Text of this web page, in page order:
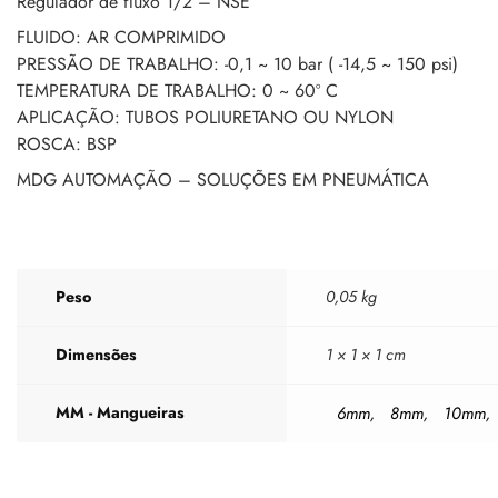
FLUIDO: AR COMPRIMIDO
PRESSÃO DE TRABALHO: -0,1 ~ 10 bar ( -14,5 ~ 150 psi)
TEMPERATURA DE TRABALHO: 0 ~ 60º C
APLICAÇÃO: TUBOS POLIURETANO OU NYLON
ROSCA: BSP
MDG AUTOMAÇÃO – SOLUÇÕES EM PNEUMÁTICA
Peso 0,05 kg
Dimensões 1 × 1 × 1 cm
MM - Mangueiras 6mm, 8mm, 10mm,